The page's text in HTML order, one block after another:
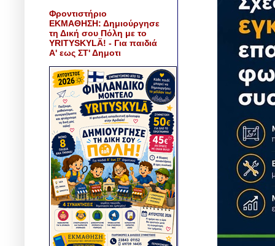
Φροντιστήριο
ΕΚΜΑΘΗΣΗ: Δημιούργησε
τη Δική σου Πόλη με το
YRITYSKYLÄ! - Για παιδιά
Α' εως ΣΤ' Δημοτι